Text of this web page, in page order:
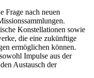
Frage nach neuen
Konstellationen sowie
die eine zukünftige
ermöglichen können.
Impulse aus der
Austausch der